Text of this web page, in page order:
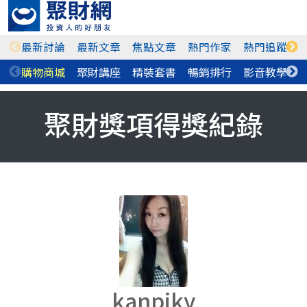
最新討論 最新文章 焦點文章 熱門作家 熱門追蹤
購物商城 聚財講座 精裝套書 暢銷排行 影音教學
聚財獎項得獎紀錄
kanpiky